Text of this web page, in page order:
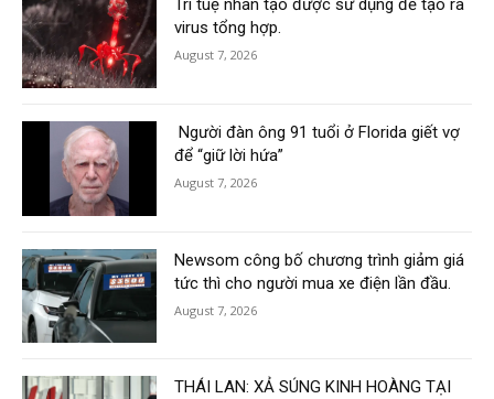
Trí tuệ nhân tạo được sử dụng để tạo ra
virus tổng hợp.
August 7, 2026
Người đàn ông 91 tuổi ở Florida giết vợ
để “giữ lời hứa”
August 7, 2026
Newsom công bố chương trình giảm giá
tức thì cho người mua xe điện lần đầu.
August 7, 2026
THÁI LAN: XẢ SÚNG KINH HOÀNG TẠI